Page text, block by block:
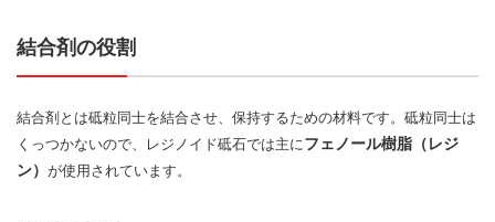
結合剤の役割
結合剤とは砥粒同士を結合させ、保持するための材料です。砥粒同士は
くっつかないので、レジノイド砥石では主に フェノール樹脂（レジ
ン） が使用されています。